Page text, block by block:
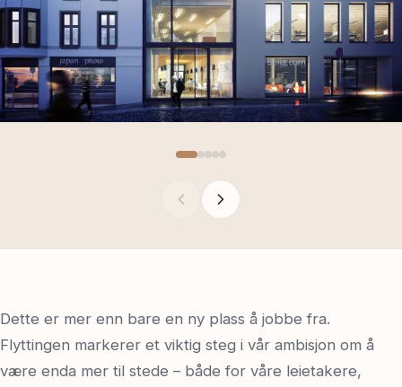
Dette er mer enn bare en ny plass å jobbe fra.
Flyttingen markerer et viktig steg i vår ambisjon om å
være enda mer til stede – både for våre leietakere,